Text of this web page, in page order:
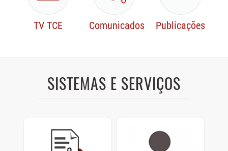
TV TCE Comunicados Publicações
SISTEMAS E SERVIÇOS
Cadastre e consulte
Memoriais